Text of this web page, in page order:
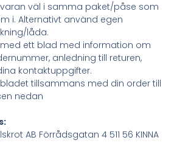
väl i samma paket/påse som
i. Alternativt använd egen
låda.
med ett blad med information om
anledning till returen,
kontaktuppgifter.
bladet tillsammans med din order till
nedan
AB Förrådsgatan 4 511 56 KINNA